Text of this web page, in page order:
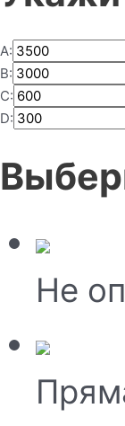
А:
B:
C:
D:
Не